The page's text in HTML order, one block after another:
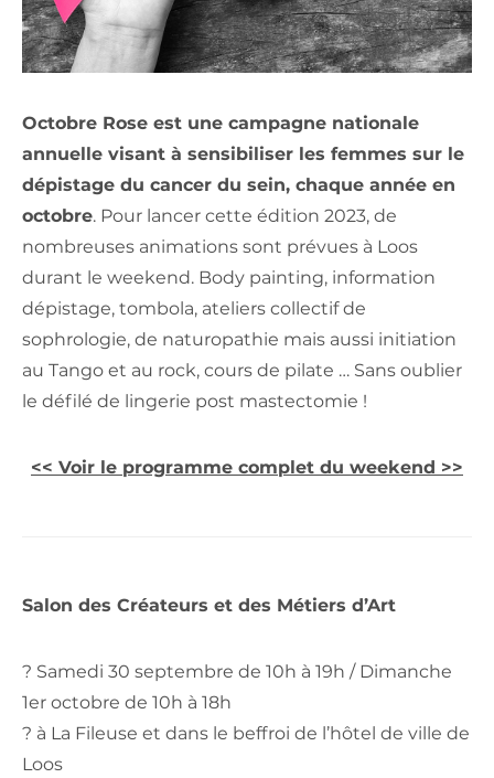
Octobre Rose est une campagne nationale
annuelle visant à sensibiliser les femmes sur le
dépistage du cancer du sein, chaque année en
octobre. Pour lancer cette édition 2023, de
nombreuses animations sont prévues à Loos
durant le weekend. Body painting, information
dépistage, tombola, ateliers collectif de
sophrologie, de naturopathie mais aussi initiation
au Tango et au rock, cours de pilate … Sans oublier
le défilé de lingerie post mastectomie !
<< Voir le programme complet du weekend >>
Salon des Créateurs et des Métiers d’Art
? Samedi 30 septembre de 10h à 19h / Dimanche
1er octobre de 10h à 18h
? à La Fileuse et dans le beffroi de l’hôtel de ville de
Loos